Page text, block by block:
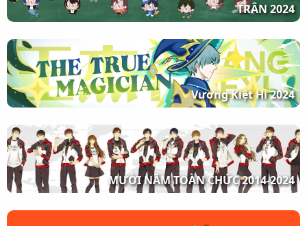
TRÂN 2024
Vương Kiệt Hi 2024
MƯỜI NĂM TOÀN CHỨC 2014-2024